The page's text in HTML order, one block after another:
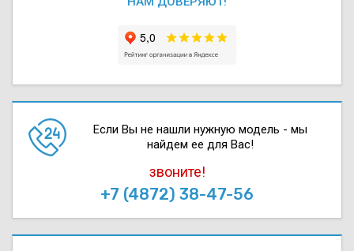
Если Вы не нашли нужную модель - мы
найдем ее для Вас!
звоните!
+7 (4872) 38-47-56